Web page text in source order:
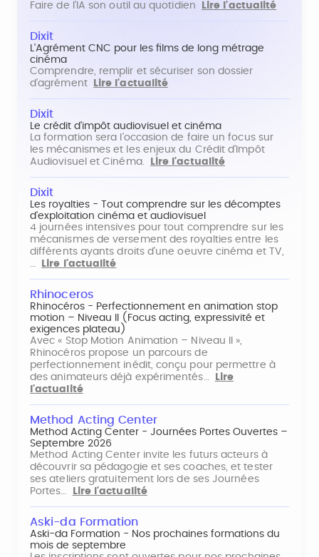
Faire de l'IA son outil au quotidien
Lire l'actualité
Dixit
L'Agrément CNC pour les films de long métrage
cinéma
Comprendre, remplir et sécuriser son dossier
d'agrément
Lire l'actualité
Dixit
Le crédit d'impôt audiovisuel et cinéma
La formation sera l'occasion de faire un focus sur
les mécanismes et les enjeux du Crédit d'Impôt
Audiovisuel et Cinéma.
Lire l'actualité
Dixit
Les royalties - Tout comprendre sur les décomptes
d'exploitation cinéma et audiovisuel
4 journées intensives pour tout comprendre sur les
mécanismes de versement des royalties entre les
différents ayants droits d'une oeuvre cinéma et TV,
…
Lire l'actualité
Rhinoceros
Rhinocéros - Perfectionnement en animation stop
motion – Niveau II (Focus acting, expressivité et
exigences plateau)
Avec « Stop Motion Animation – Niveau II »,
Rhinocéros propose un parcours de
perfectionnement inédit, conçu pour permettre à
des animateurs déjà expérimentés…
Lire
l'actualité
Method Acting Center
Method Acting Center - Journées Portes Ouvertes –
Septembre 2026
Method Acting Center invite les futurs acteurs à
découvrir sa pédagogie et ses coaches, et tester
ses ateliers gratuitement lors de ses Journées
Portes…
Lire l'actualité
Aski-da Formation
Aski-da Formation - Nos prochaines formations du
mois de septembre